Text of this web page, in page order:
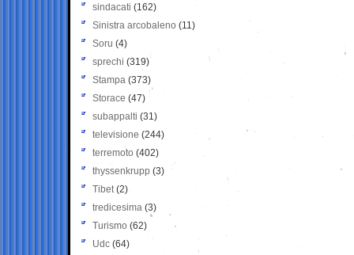
sindacati (162)
Sinistra arcobaleno (11)
Soru (4)
sprechi (319)
Stampa (373)
Storace (47)
subappalti (31)
televisione(244)
terremoto (402)
thyssenkrupp (3)
Tibet(2)
tredicesima (3)
Turismo (62)
Udc (64)